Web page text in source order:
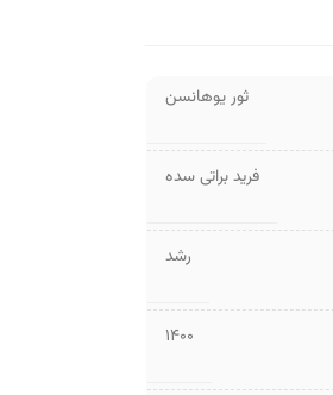
ثور یوهانسن
فرید براتی سده
رشد
1400